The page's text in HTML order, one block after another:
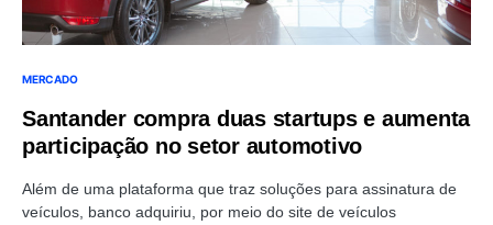
MERCADO
Santander compra duas startups e aumenta
participação no setor automotivo
Além de uma plataforma que traz soluções para assinatura de
veículos, banco adquiriu, por meio do site de veículos